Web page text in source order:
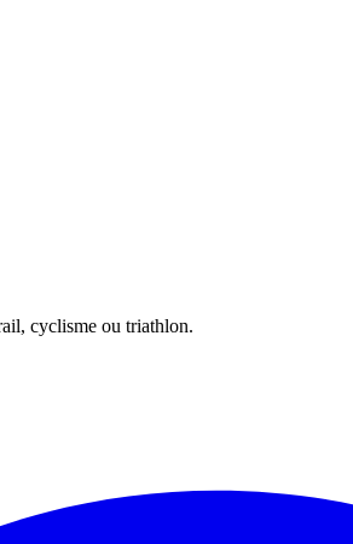
cyclisme ou triathlon.